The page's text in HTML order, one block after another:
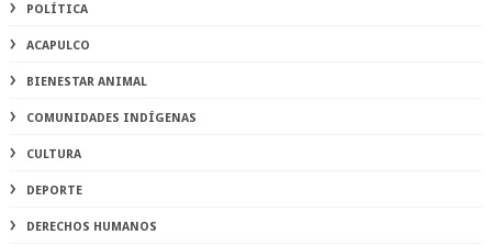
POLÍTICA
ACAPULCO
BIENESTAR ANIMAL
COMUNIDADES INDÍGENAS
CULTURA
DEPORTE
DERECHOS HUMANOS